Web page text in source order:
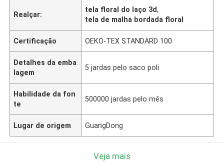
Realçar:
tela floral do laço 3d,
tela de malha bordada floral
Certificação OEKO-TEX STANDARD 100
Detalhes da emba
lagem
5 jardas pelo saco poli
Habilidade da fon
te
500000 jardas pelo mês
Lugar de origem GuangDong
Veja mais